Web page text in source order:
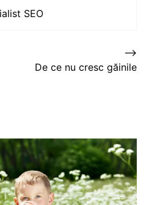
SEO
De ce nu cresc găinile
⟶